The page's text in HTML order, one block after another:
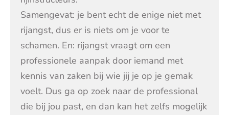
Samengevat: je bent echt de enige niet met
rijangst, dus er is niets om je voor te
schamen. En: rijangst vraagt om een
professionele aanpak door iemand met
kennis van zaken bij wie jij je op je gemak
voelt. Dus ga op zoek naar de professional
die bij jou past, en dan kan het zelfs mogelijk